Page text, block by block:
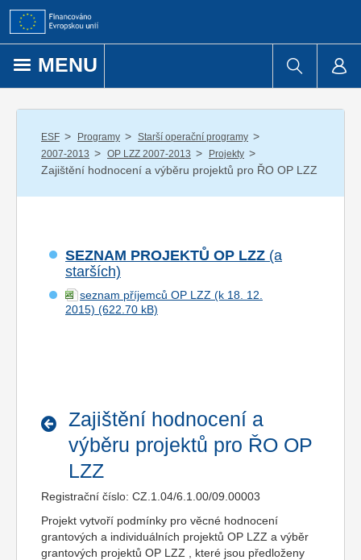
Přejít k obsahu
MENU
ESF / Programy / Starší operační programy /
2007-2013 / OP LZZ 2007-2013 / Projekty /
Zajištění hodnocení a výběru projektů pro ŘO OP LZZ
SEZNAM PROJEKTŮ OP LZZ (a
starších)
seznam příjemců OP LZZ (k 18. 12.
2015)
Zajištění hodnocení a
výběru projektů pro ŘO OP
LZZ
Registrační číslo: CZ.1.04/6.1.00/09.00003
Projekt vytvoří podmínky pro věcné hodnocení
grantových a individuálních projektů OP LZZ a výběr
grantových projektů OP LZZ , které jsou předloženy